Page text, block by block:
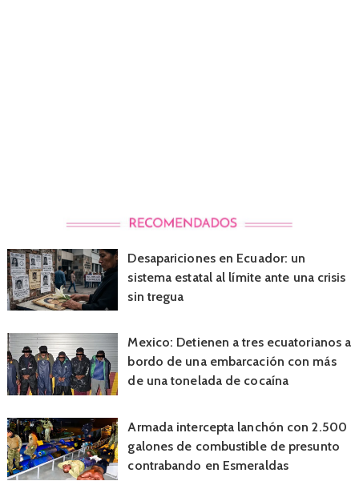
Desapariciones en Ecuador: un
sistema estatal al límite ante una crisis
sin tregua
Mexico: Detienen a tres ecuatorianos a
bordo de una embarcación con más
de una tonelada de cocaína
Armada intercepta lanchón con 2.500
galones de combustible de presunto
contrabando en Esmeraldas